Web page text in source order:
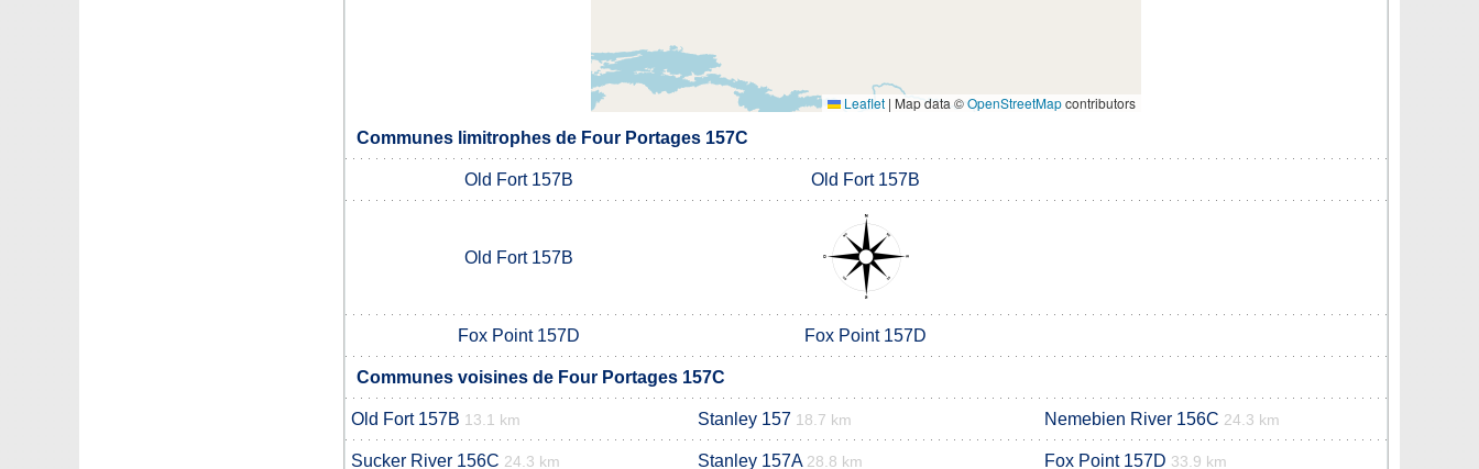
Leaflet | Map data ©OpenStreetMapcontributors
Communes limitrophes de Four Portages 157C
Old Fort 157B Old Fort 157B
Old Fort 157B
Fox Point 157D Fox Point 157D
Communes voisines de Four Portages 157C
Old Fort 157B 13.1 km Stanley 157 18.7 km Nemebien River 156C 24.3 km
Sucker River 156C 24.3 km Stanley 157A 28.8 km Fox Point 157D 33.9 km